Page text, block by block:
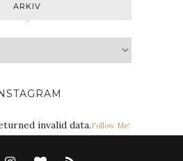
ARKIV
invalid data.Follow Me!